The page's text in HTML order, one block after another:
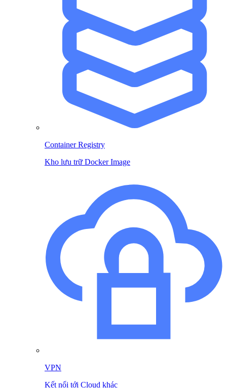
Container Registry
Kho lưu trữ Docker Image
VPN
Kết nối tới Cloud khác